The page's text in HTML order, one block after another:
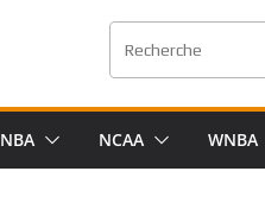
NBA NCAA WNBA